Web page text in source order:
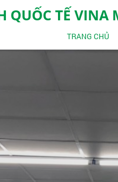
QUỐC TẾ VINA
TRANG CHỦ